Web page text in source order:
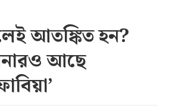
আতঙ্কিত হন?
আছে